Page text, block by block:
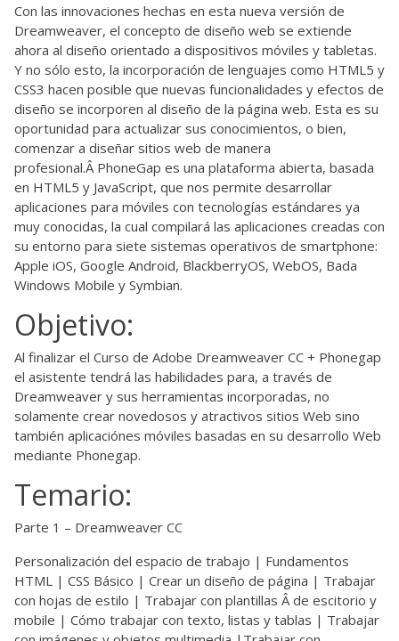
Con las innovaciones hechas en esta nueva versión de
Dreamweaver, el concepto de diseño web se extiende
ahora al diseño orientado a dispositivos móviles y tabletas.
Y no sólo esto, la incorporación de lenguajes como HTML5 y
CSS3 hacen posible que nuevas funcionalidades y efectos de
diseño se incorporen al diseño de la página web. Esta es su
oportunidad para actualizar sus conocimientos, o bien,
comenzar a diseñar sitios web de manera
profesional.Â PhoneGap es una plataforma abierta, basada
en HTML5 y JavaScript, que nos permite desarrollar
aplicaciones para móviles con tecnologías estándares ya
muy conocidas, la cual compilará las aplicaciones creadas con
su entorno para siete sistemas operativos de smartphone:
Apple iOS, Google Android, BlackberryOS, WebOS, Bada
Windows Mobile y Symbian.
Objetivo:
Al finalizar el Curso de Adobe Dreamweaver CC + Phonegap
el asistente tendrá las habilidades para, a través de
Dreamweaver y sus herramientas incorporadas, no
solamente crear novedosos y atractivos sitios Web sino
también aplicaciónes móviles basadas en su desarrollo Web
mediante Phonegap.
Temario:
Parte 1 – Dreamweaver CC
Personalización del espacio de trabajo | Fundamentos
HTML | CSS Básico | Crear un diseño de página | Trabajar
con hojas de estilo | Trabajar con plantillas Â de escitorio y
mobile | Cómo trabajar con texto, listas y tablas | Trabajar